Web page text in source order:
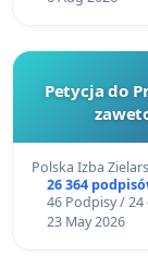
Petycja do
Polska Izba
26 364
46 Podpisy /
23 May 2026